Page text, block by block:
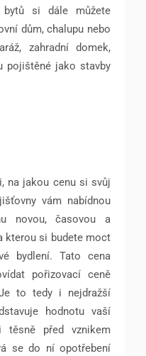
bytů si dále můžete
dům, chalupu nebo
zahradní domek,
pojištěné jako stavby
na jakou cenu si svůj
vám nabídnou
novou, časovou a
kterou si budete moct
bydlení. Tato cena
pořizovací ceně
to tedy i nejdražší
hodnotu vaší
těsně před vznikem
se do ní opotřebení